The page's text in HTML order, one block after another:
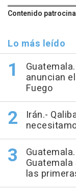
Contenido
Lo más leído
anuncian
Fuego
Irán.-
las